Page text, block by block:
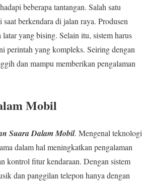
beberapa tantangan. Salah satu
berkendara di jalan raya. Produsen
yang bising. Selain itu, sistem harus
perintah yang kompleks. Seiring dengan
dan mampu memberikan pengalaman
Mobil
Suara Dalam Mobil. Mengenal teknologi
dalam hal meningkatkan pengalaman
kontrol fitur kendaraan. Dengan sistem
dan panggilan telepon hanya dengan